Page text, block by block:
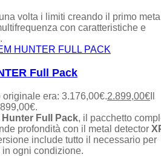
volta i limiti creando il primo
con caratteristiche e
Full Pack
originale era: 3.176,00€.2.899,00€
Hunter Full Pack, il pacchetto
profondità con il metal detector
include tutto il necessario per
ogni condizione.